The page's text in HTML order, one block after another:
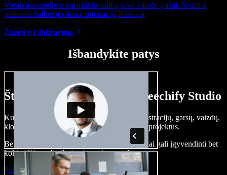
Vienu paspaudimu pasirinkite kalbą savo vaizdo įrašui. Sistema
priderins kalbėtojo balsą, intonaciją ir tempą.
Žiūrėti AI dubliavimą
Išbandykite patys
Štai ką galite nuveikti su Speechify Studio
Kurkite įgarsinimus, pridėkite nemokamų iliustracijų, garsų, vaizdų,
klonuokite balsą – kurkite pilnus, įspūdingus projektus.
Be jokių mokymų ir viskas naršyklėje – kūrėjai gali įgyvendinti bet
kokią idėją, neberibojami senųjų metodų.
Paleisti studiją